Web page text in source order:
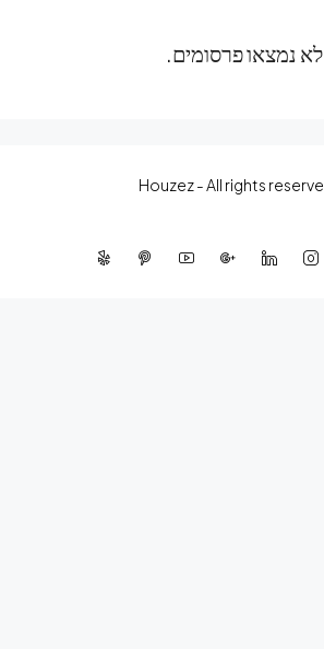
לא נמצאו פרסומים.